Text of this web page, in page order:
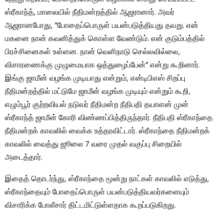
ஸ்ரீகாந்த், மாலையில் நீதிமன்றத்தில் ஆஜரானார். அவர்
ஆஜரானபோது, ​​”போதைப்பொருள் பயன்படுத்தியது தவறு. என்
மகனை நான் கவனித்துக் கொள்ள வேண்டும். என் குடும்பத்தில்
பிரச்சினைகள் உள்ளன. நான் வெளிநாடு செல்லவில்லை,
விசாரணைக்கு முழுமையாக ஒத்துழைப்பேன்” என்று கூறினார்.
இங்கு ஜாமீன் வழங்க முடியாது என்றும், என்டிபிஎஸ் சிறப்பு
நீதிமன்றத்தில் மட்டுமே ஜாமீன் வழங்க முடியும் என்றும் கூறி,
எழும்பூர் குற்றவியல் நடுவர் நீதிமன்ற நீதிபதி தயாளன் முன்
ஸ்ரீகாந்த் ஜாமீன் கோரி விண்ணப்பித்திருந்தார். நீதிபதி ஸ்ரீகாந்தை
நீதிமன்றக் காவலில் வைக்க உத்தரவிட்டார். ஸ்ரீகாந்தை நீதிமன்றக்
காவலில் வைத்து ஜூலை 7 வரை முதல் வகுப்பு சிறையில்
அடைத்தார்.
இதைத் தொடர்ந்து, ஸ்ரீகாந்தை மூன்று நாட்கள் காவலில் எடுத்து,
ஸ்ரீகாந்தையும் போதைப்பொருள் பயன்படுத்தியவர்களையும்
விசாரிக்க போலீசார் திட்டமிட்டுள்ளதாக கூறப்படுகிறது.